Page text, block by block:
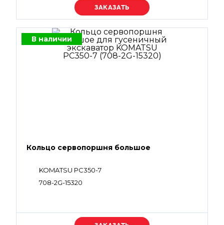
Уточняйте цену
В наличии
Кольцо сервопоршня большое
KOMATSU PC350-7
708-2G-15320